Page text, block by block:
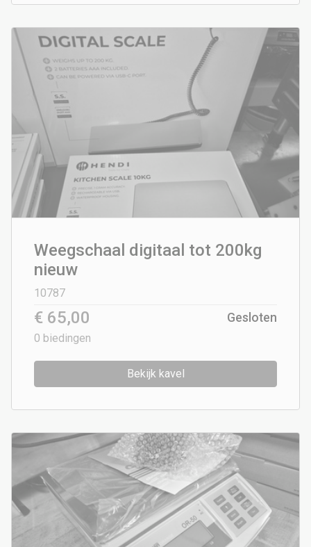
Weegschaal digitaal tot 200kg
nieuw
10787
€ 65,00
0 biedingen
Gesloten
Bekijk kavel